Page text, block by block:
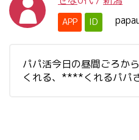
APP ID
パパ活今日の昼間ごろか
くれる、****くれるパパ